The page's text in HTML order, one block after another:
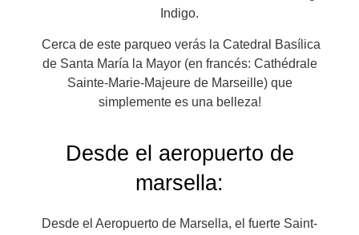
Indigo.
Cerca de este parqueo verás la Catedral Basílica
de Santa María la Mayor (en francés: Cathédrale
Sainte-Marie-Majeure de Marseille) que
simplemente es una belleza!
Desde el aeropuerto de
marsella:
Desde el Aeropuerto de Marsella, el fuerte Saint-